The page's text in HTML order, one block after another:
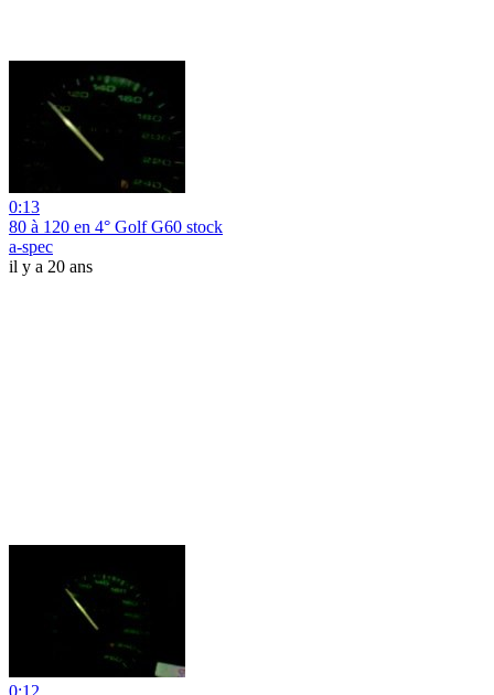
0:13
80 à 120 en 4° Golf G60 stock
a-spec
il y a 20 ans